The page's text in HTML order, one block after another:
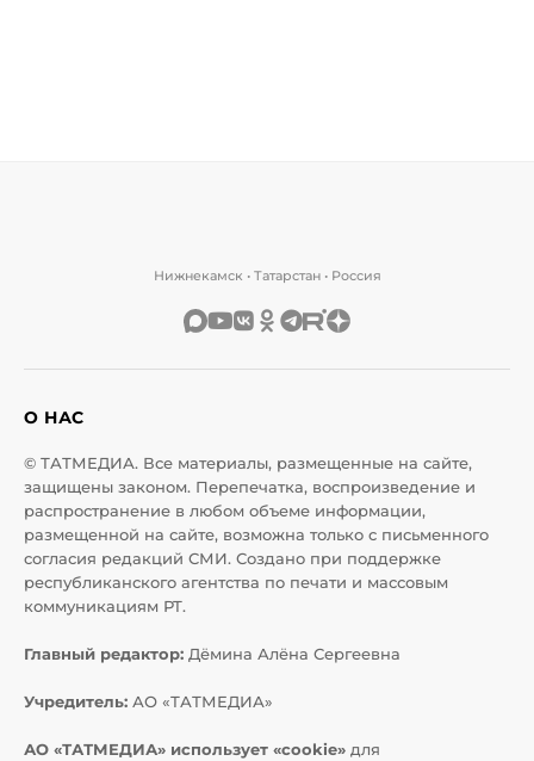
Нижнекамск • Татарстан • Россия
О НАС
© ТАТМЕДИА. Все материалы, размещенные на сайте,
защищены законом. Перепечатка, воспроизведение и
распространение в любом объеме информации,
размещенной на сайте, возможна только с письменного
согласия редакций СМИ. Создано при поддержке
республиканского агентства по печати и массовым
коммуникациям РТ.
Главный редактор: Дёмина Алёна Сергеевна
Учредитель: АО «ТАТМЕДИА»
АО «ТАТМЕДИА» использует «cookie» для